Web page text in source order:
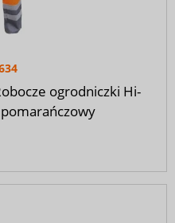
ogrodniczki Hi-